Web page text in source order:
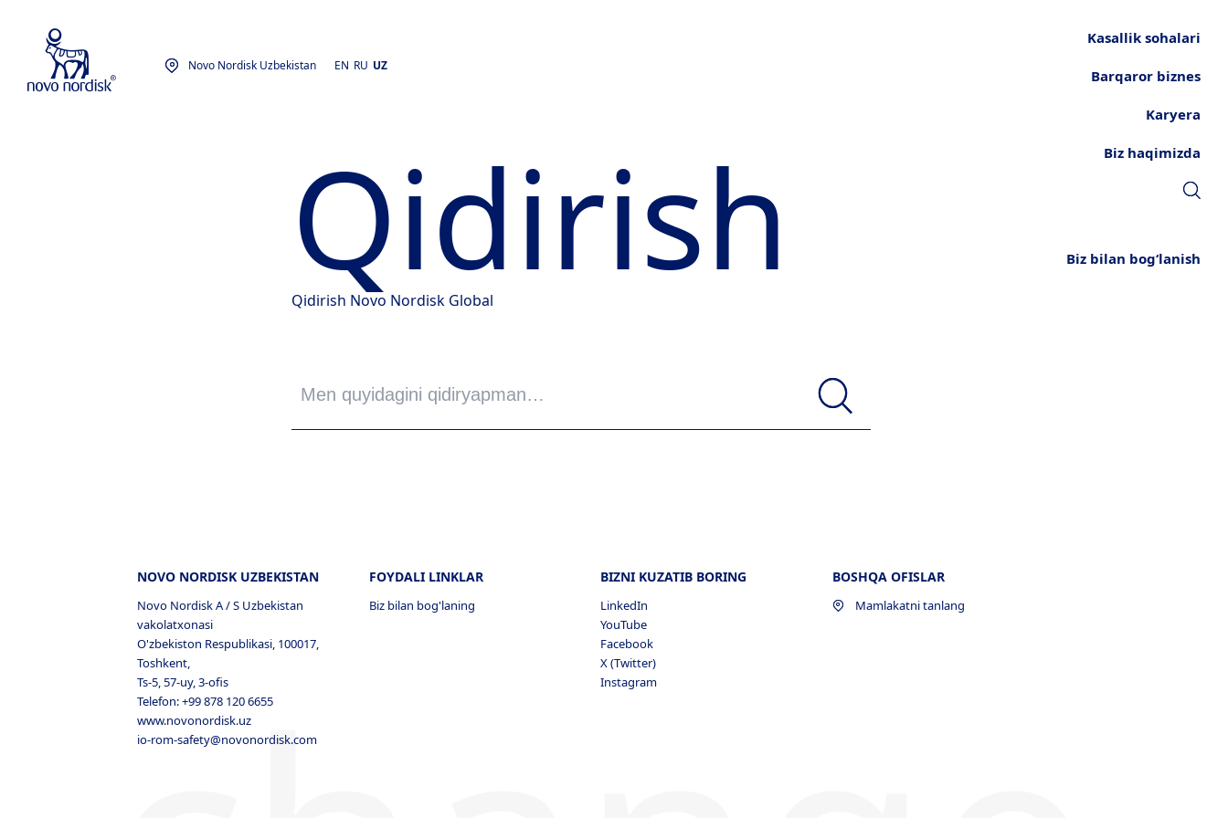
Novo Nordisk Uzbekistan EN RU UZ
Kasallik sohalari
Barqaror biznes
Karyera
Biz haqimizda
Biz bilan bog‘lanish
Qidirish
Qidirish Novo Nordisk Global
NOVO NORDISK UZBEKISTAN
Novo Nordisk A / S Uzbekistan
vakolatxonasi
O'zbekiston Respublikasi, 100017,
Toshkent,
Ts-5, 57-uy, 3-ofis
Telefon: +99 878 120 6655
www.novonordisk.uz
io-rom-safety@novonordisk.com
FOYDALI LINKLAR
Biz bilan bog'laning
BIZNI KUZATIB BORING
LinkedIn
YouTube
Facebook
X (Twitter)
Instagram
BOSHQA OFISLAR
Mamlakatni tanlang